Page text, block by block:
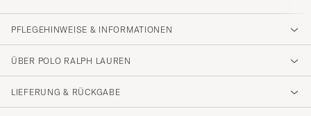
PFLEGEHINWEISE & INFORMATIONEN
ÜBER POLO RALPH LAUREN
LIEFERUNG & RÜCKGABE